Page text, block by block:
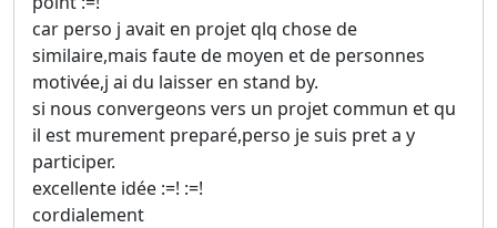
car perso j avait en projet qlq chose de
similaire,mais faute de moyen et de personnes
motivée,j ai du laisser en stand by.
si nous convergeons vers un projet commun et qu
il est murement preparé,perso je suis pret a y
participer.
excellente idée :=! :=!
cordialement